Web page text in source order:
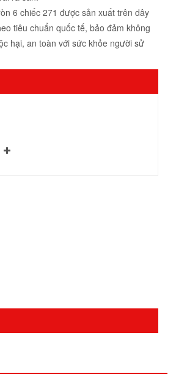
6 chiếc 271 được sản xuất trên dây
tiêu chuẩn quốc tế, bảo đảm không
hại, an toàn với sức khỏe người sử